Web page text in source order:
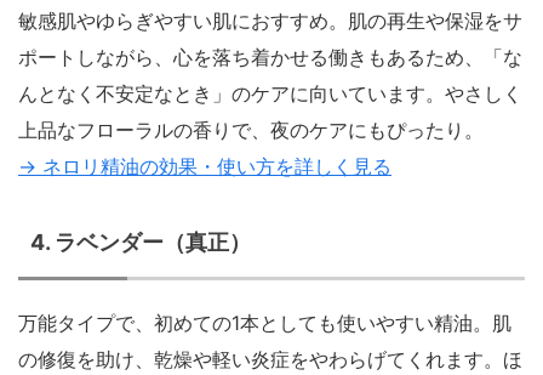
敏感肌やゆらぎやすい肌におすすめ。肌の再生や保湿をサ
ポートしながら、心を落ち着かせる働きもあるため、「な
んとなく不安定なとき」のケアに向いています。やさしく
上品なフローラルの香りで、夜のケアにもぴったり。
→ ネロリ精油の効果・使い方を詳しく見る
4. ラベンダー（真正）
万能タイプで、初めての1本としても使いやすい精油。肌
の修復を助け、乾燥や軽い炎症をやわらげてくれます。ほ